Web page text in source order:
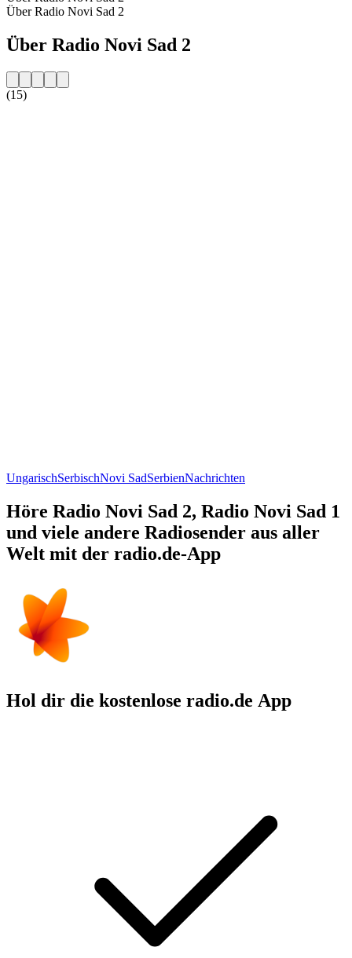
Über Radio Novi Sad 2
Über Radio Novi Sad 2
(15)
UngarischSerbischNovi SadSerbienNachrichten
Höre Radio Novi Sad 2, Radio Novi Sad 1
und viele andere Radiosender aus aller
Welt mit der radio.de-App
Hol dir die kostenlose radio.de App